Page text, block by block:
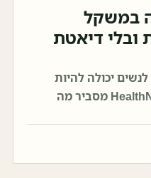
במשקל
ובלי דיאטת
יכולה להיות
שאלה מבלבלת. מדריך HealthNews מסביר מה